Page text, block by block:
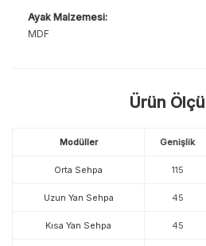
Ayak Malzemesi:
MDF
Ürün
Modüller Genişlik
Orta Sehpa 115
Uzun Yan Sehpa 45
Kısa Yan Sehpa 45